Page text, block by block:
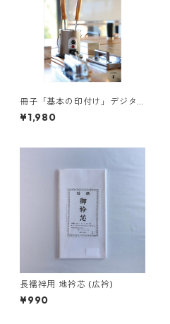
冊子「基本の印付け」デジタ
ル版
¥1,980
長襦袢用 地衿芯 (広衿)
¥990